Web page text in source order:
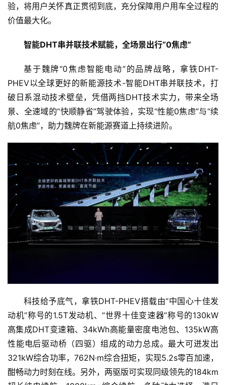
验，将用户关怀真正贯彻到底，充分保障用户用车全过程的
价值最大化。
智能DHT串并联技术赋能，全场景出行“0焦虑”
基于魏牌“0焦虑智能电动”的品牌战略，拿铁DHT-
PHEV以全球更好的新能源技术-智能DHT串并联技术，打
破日系混动技术壁垒，凭借两挡DHT技术实力，带来全场
景、全速域的“快顺静省”驾驶体验，实现“性能0焦虑”与“续
航0焦虑”，助力魏牌在新能源赛道上持续进阶。
科技给予底气，拿铁DHT-PHEV搭载由“中国心十佳发
动机”称号的1.5T发动机、“世界十佳变速器”称号的130kW
高集成DHT变速箱、34kWh高能量密度电池包、135kW高
性能电后驱动桥（四驱）组成的动力总成。最大可迸发出
321kW综合功率，762N·m综合扭矩，实现5.2s零百加速，
酣畅动力时刻在线。另外，两驱版可实现同级领先的184km